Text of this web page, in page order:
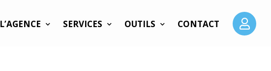
L’AGENCE SERVICES OUTILS CONTACT